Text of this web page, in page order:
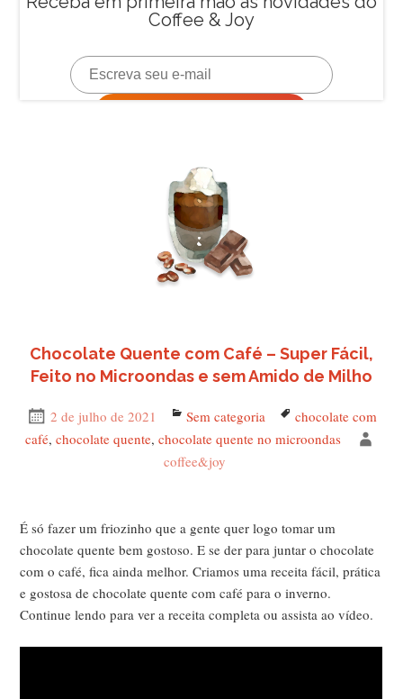
Chocolate Quente com Café – Super Fácil,
Feito no Microondas e sem Amido de Milho
Publicado
em
2 de julho de 2021 Categorias
Sem categoria Tags
chocolate com
café, chocolate quente, chocolate quente no microondas
coffee&joy
É só fazer um friozinho que a gente quer logo tomar um
chocolate quente bem gostoso. E se der para juntar o chocolate
com o café, fica ainda melhor. Criamos uma receita fácil, prática
e gostosa de chocolate quente com café para o inverno.
Continue lendo para ver a receita completa ou assista ao vídeo.